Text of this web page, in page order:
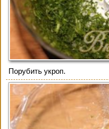
Порубить укроп.